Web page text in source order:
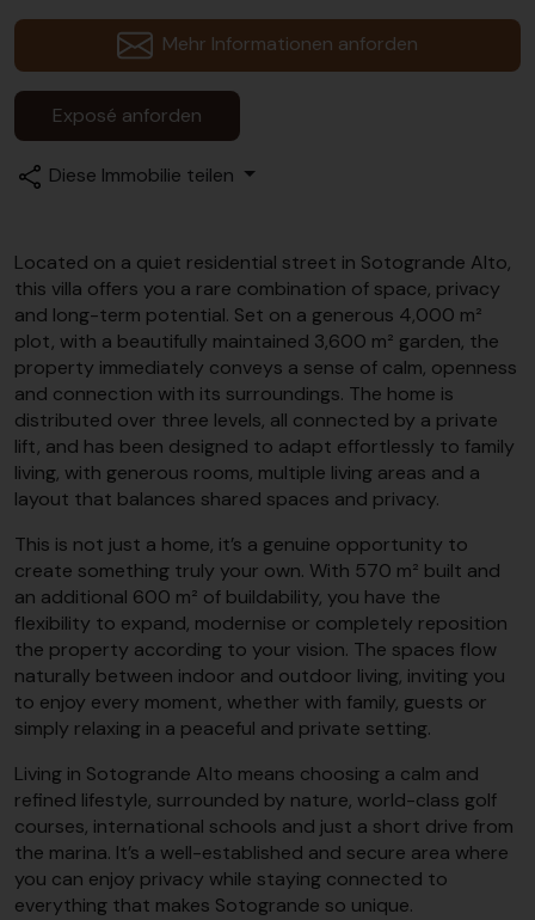
Mehr Informationen anforden
Exposé anforden
Diese Immobilie teilen
Located on a quiet residential street in Sotogrande Alto,
this villa offers you a rare combination of space, privacy
and long-term potential. Set on a generous 4,000 m²
plot, with a beautifully maintained 3,600 m² garden, the
property immediately conveys a sense of calm, openness
and connection with its surroundings. The home is
distributed over three levels, all connected by a private
lift, and has been designed to adapt effortlessly to family
living, with generous rooms, multiple living areas and a
layout that balances shared spaces and privacy.
This is not just a home, it’s a genuine opportunity to
create something truly your own. With 570 m² built and
an additional 600 m² of buildability, you have the
flexibility to expand, modernise or completely reposition
the property according to your vision. The spaces flow
naturally between indoor and outdoor living, inviting you
to enjoy every moment, whether with family, guests or
simply relaxing in a peaceful and private setting.
Living in Sotogrande Alto means choosing a calm and
refined lifestyle, surrounded by nature, world-class golf
courses, international schools and just a short drive from
the marina. It’s a well-established and secure area where
you can enjoy privacy while staying connected to
everything that makes Sotogrande so unique.